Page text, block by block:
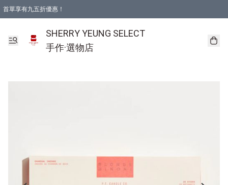
首單享有九五折優惠！
SHERRY YEUNG SELECT
手作·選物店